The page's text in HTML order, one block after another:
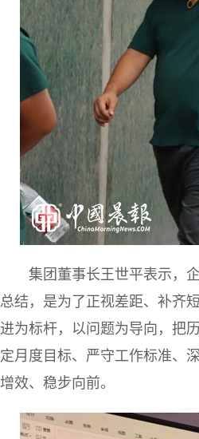
集团董事长王世平表示，
总结，是为了正视差距、补齐
进为标杆，以问题为导向，把
定月度目标、严守工作标准、
增效、稳步向前。